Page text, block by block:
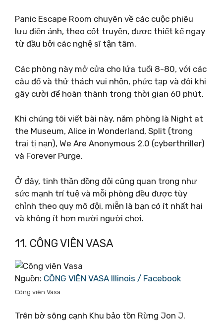
Panic Escape Room chuyên về các cuộc phiêu
lưu điện ảnh, theo cốt truyện, được thiết kế ngay
từ đầu bởi các nghệ sĩ tận tâm.
Các phòng này mở cửa cho lứa tuổi 8-80, với các
câu đố và thử thách vui nhộn, phức tạp và đôi khi
gây cười để hoàn thành trong thời gian 60 phút.
Khi chúng tôi viết bài này, năm phòng là Night at
the Museum, Alice in Wonderland, Split (trong
trại tị nạn), We Are Anonymous 2.0 (cyberthriller)
và Forever Purge.
Ở đây, tinh thần đồng đội cũng quan trọng như
sức mạnh trí tuệ và mỗi phòng đều được tùy
chỉnh theo quy mô đội, miễn là bạn có ít nhất hai
và không ít hơn mười người chơi.
11. CÔNG VIÊN VASA
Nguồn: CÔNG VIÊN VASA Illinois / Facebook
Công viên Vasa
Trên bờ sông cạnh Khu bảo tồn Rừng Jon J.